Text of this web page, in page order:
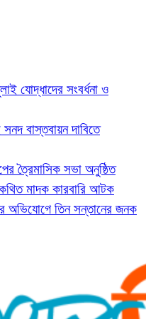
যোদ্ধাদের সংবর্ধনা ও
বাস্তবায়ন দাবিতে
ত্রৈমাসিক সভা অনুষ্ঠিত
মাদক কারবারি আটক
অভিযোগে তিন সন্তানের জনক